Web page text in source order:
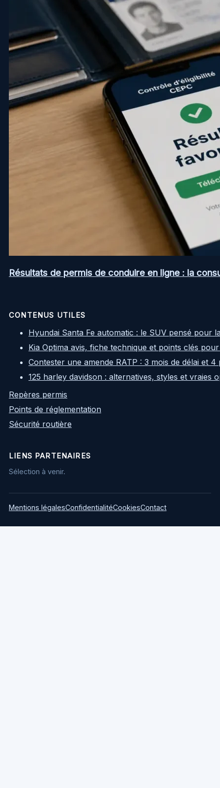
Résultats de permis de conduire en ligne : la
CONTENUS UTILES
Hyundai Santa Fe automatic : le SUV pensé pour
Kia Optima avis, fiche technique et points clés
Contester une amende RATP : 3 mois de délai et
125 harley davidson : alternatives, styles et vraies
Repères permis
Points de réglementation
Sécurité routière
LIENS PARTENAIRES
Sélection à venir.
Mentions légalesConfidentialitéCookiesContact